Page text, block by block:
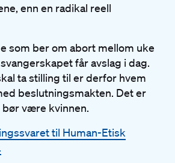
enn en radikal reell
som ber om abort mellom uke
får avslag i dag.
ta stilling til er derfor hvem
beslutningsmakten. Det er
bør være kvinnen.
til Human-Etisk